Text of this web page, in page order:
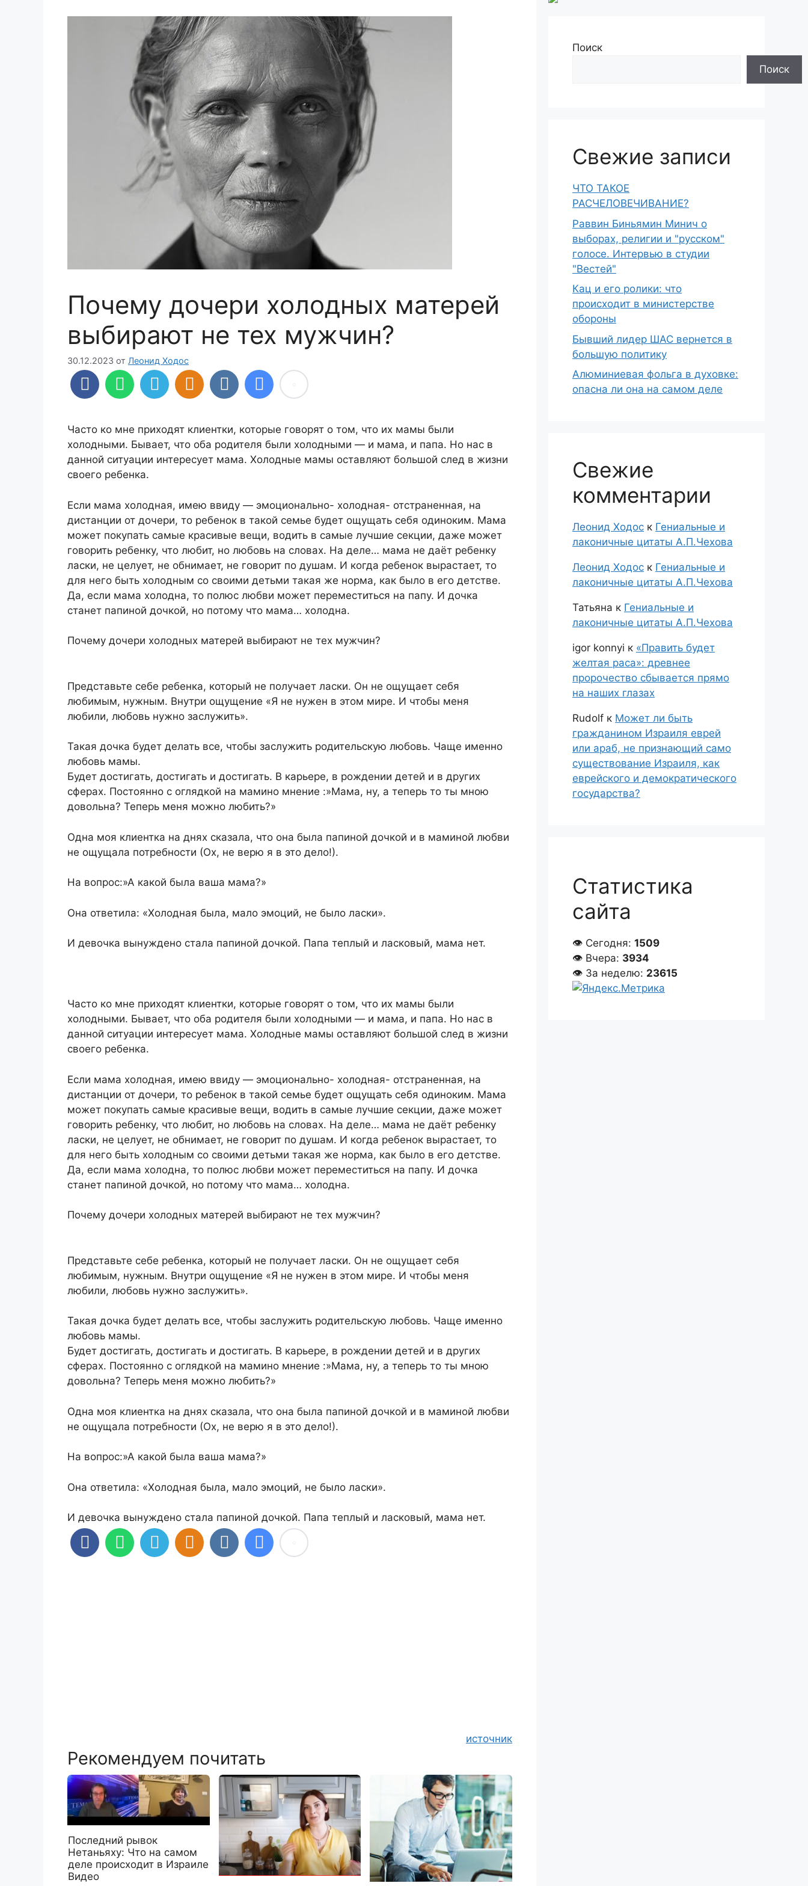
Почему дочери холодных матерей
выбирают не тех мужчин?
30.12.2023 от Леонид Ходос
Часто ко мне приходят клиентки, которые говорят о том, что их мамы были
холодными. Бывает, что оба родителя были холодными — и мама, и папа. Но нас в
данной ситуации интересует мама. Холодные мамы оставляют большой след в жизни
своего ребенка.
Если мама холодная, имею ввиду — эмоционально- холодная- отстраненная, на
дистанции от дочери, то ребенок в такой семье будет ощущать себя одиноким. Мама
может покупать самые красивые вещи, водить в самые лучшие секции, даже может
говорить ребенку, что любит, но любовь на словах. На деле… мама не даёт ребенку
ласки, не целует, не обнимает, не говорит по душам. И когда ребенок вырастает, то
для него быть холодным со своими детьми такая же норма, как было в его детстве.
Да, если мама холодна, то полюс любви может переместиться на папу. И дочка
станет папиной дочкой, но потому что мама… холодна.
Почему дочери холодных матерей выбирают не тех мужчин?
Представьте себе ребенка, который не получает ласки. Он не ощущает себя
любимым, нужным. Внутри ощущение «Я не нужен в этом мире. И чтобы меня
любили, любовь нужно заслужить».
Такая дочка будет делать все, чтобы заслужить родительскую любовь. Чаще именно
любовь мамы.
Будет достигать, достигать и достигать. В карьере, в рождении детей и в других
сферах. Постоянно с оглядкой на мамино мнение :»Мама, ну, а теперь то ты мною
довольна? Теперь меня можно любить?»
Одна моя клиентка на днях сказала, что она была папиной дочкой и в маминой любви
не ощущала потребности (Ох, не верю я в это дело!).
На вопрос:»А какой была ваша мама?»
Она ответила: «Холодная была, мало эмоций, не было ласки».
И девочка вынуждено стала папиной дочкой. Папа теплый и ласковый, мама нет.
Часто ко мне приходят клиентки, которые говорят о том, что их мамы были
холодными. Бывает, что оба родителя были холодными — и мама, и папа. Но нас в
данной ситуации интересует мама. Холодные мамы оставляют большой след в жизни
своего ребенка.
Если мама холодная, имею ввиду — эмоционально- холодная- отстраненная, на
дистанции от дочери, то ребенок в такой семье будет ощущать себя одиноким. Мама
может покупать самые красивые вещи, водить в самые лучшие секции, даже может
говорить ребенку, что любит, но любовь на словах. На деле… мама не даёт ребенку
ласки, не целует, не обнимает, не говорит по душам. И когда ребенок вырастает, то
для него быть холодным со своими детьми такая же норма, как было в его детстве.
Да, если мама холодна, то полюс любви может переместиться на папу. И дочка
станет папиной дочкой, но потому что мама… холодна.
Почему дочери холодных матерей выбирают не тех мужчин?
Представьте себе ребенка, который не получает ласки. Он не ощущает себя
любимым, нужным. Внутри ощущение «Я не нужен в этом мире. И чтобы меня
любили, любовь нужно заслужить».
Такая дочка будет делать все, чтобы заслужить родительскую любовь. Чаще именно
любовь мамы.
Будет достигать, достигать и достигать. В карьере, в рождении детей и в других
сферах. Постоянно с оглядкой на мамино мнение :»Мама, ну, а теперь то ты мною
довольна? Теперь меня можно любить?»
Одна моя клиентка на днях сказала, что она была папиной дочкой и в маминой любви
не ощущала потребности (Ох, не верю я в это дело!).
На вопрос:»А какой была ваша мама?»
Она ответила: «Холодная была, мало эмоций, не было ласки».
И девочка вынуждено стала папиной дочкой. Папа теплый и ласковый, мама нет.
источник
Рекомендуем почитать
Последний рывок
Нетаньяху: Что на самом
деле происходит в Израиле
Видео
Поиск
Поиск
Свежие записи
ЧТО ТАКОЕ
РАСЧЕЛОВЕЧИВАНИЕ?
Раввин Биньямин Минич о
выборах, религии и "русском"
голосе. Интервью в студии
"Вестей"
Кац и его ролики: что
происходит в министерстве
обороны
Бывший лидер ШАС вернется в
большую политику
Алюминиевая фольга в духовке:
опасна ли она на самом деле
Свежие
комментарии
Леонид Ходос к Гениальные и
лаконичные цитаты А.П.Чехова
Леонид Ходос к Гениальные и
лаконичные цитаты А.П.Чехова
Татьяна к Гениальные и
лаконичные цитаты А.П.Чехова
igor konnyi к «Править будет
желтая раса»: древнее
пророчество сбывается прямо
на наших глазах
Rudolf к Может ли быть
гражданином Израиля еврей
или араб, не признающий само
существование Израиля, как
еврейского и демократического
государства?
Статистика
сайта
👁 Сегодня: 1509
👁 Вчера: 3934
👁 За неделю: 23615